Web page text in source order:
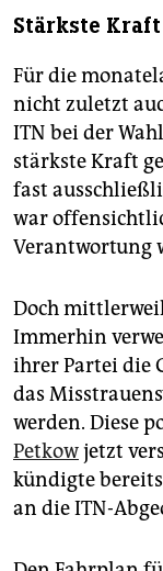
Stärkste Kraft
Für die
nicht zuletzt
ITN bei der
stärkste Kraft
fast
war
Verantwortung
Doch
Immerhin
ihrer Partei die
das
werden. Diese
Petkowjetzt
kündigte
an die ITN-